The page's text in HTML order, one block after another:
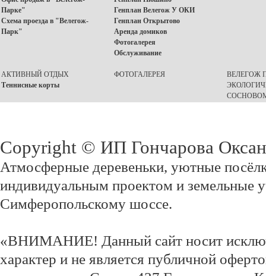
Парке"
Схема проезда в "Велегож-
Парк"
Генплан Велегож У ОКИ
Генплан Открытово
Аренда домиков
Фотогалерея
Обслуживание
АКТИВНЫЙ ОТДЫХ
Теннисные корты
ФОТОГАЛЕРЕЯ
ВЕЛЕГОЖ
Copyright © ИП Гончарова
Атмосферные деревеньки, уютные
индивидуальным проектом и земельные
Симферопольскому шоссе.
«ВНИМАНИЕ! Данный сайт носит
характер и не является публичной